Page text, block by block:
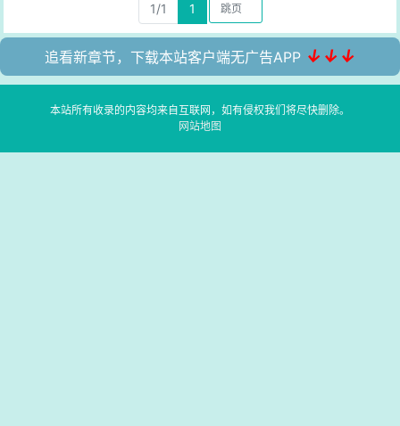
1/1 1
追看新章节，下载本站客户端无广告APP ↓↓↓
本站所有收录的内容均来自互联网，如有侵权我们将尽快删除。
网站地图